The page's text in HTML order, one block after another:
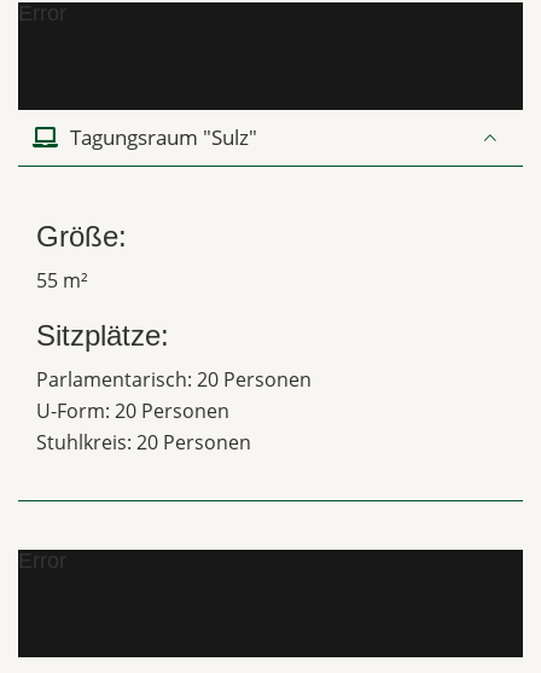
Error
Tagungsraum "Sulz"
Größe:
55 m²
Sitzplätze:
Parlamentarisch: 20 Personen
U-Form: 20 Personen
Stuhlkreis: 20 Personen
Error